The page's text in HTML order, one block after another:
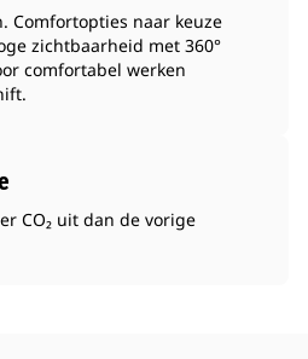
Comfortopties naar keuze
zichtbaarheid met 360°
comfortabel werken
CO₂ uit dan de vorige